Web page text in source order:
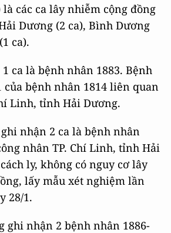
là các ca lây nhiễm cộng đồng
Dương (2 ca), Bình Dương
ca).
ca là bệnh nhân 1883. Bệnh
của bệnh nhân 1814 liên quan
Linh, tỉnh Hải Dương.
nhận 2 ca là bệnh nhân
nhân TP. Chí Linh, tỉnh Hải
ly, không có nguy cơ lây
lấy mẫu xét nghiệm lần
28/1.
ghi nhận 2 bệnh nhân 1886-